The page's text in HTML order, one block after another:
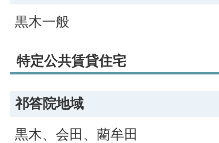
黒木一般
特定公共賃貸住宅
祁答院地域
黒木、会田、藺牟田